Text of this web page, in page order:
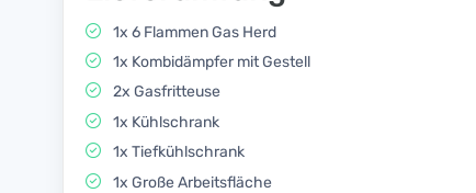
1x 6 Flammen Gas Herd
1x Kombidämpfer mit Gestell
2x Gasfritteuse
1x Kühlschrank
1x Tiefkühlschrank
1x Große Arbeitsfläche